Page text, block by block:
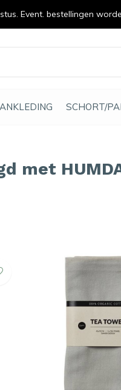
SCHORT/
met
Event. bestellingen